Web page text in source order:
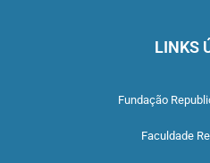
LINKS
Fundação
Faculdade